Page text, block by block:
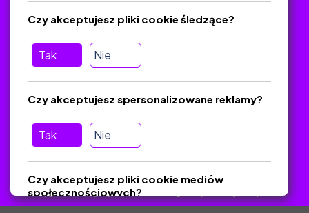
Polityka Prywatności
Regulamin
O platformie
Baza materiałów dydaktycznych
Jak zostać autorem
FAQ
Masz pytania? Wyślij e-mail:
Tak Nie
Czy akceptujesz pliki cookie śledzące?
Tak Nie
Czy akceptujesz spersonalizowane reklamy?
Czy akceptujesz pliki cookie mediów
społecznościowych?